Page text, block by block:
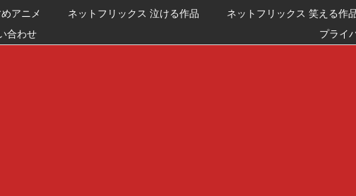
アニメ
ネットフリックス 泣ける作品
ネットフリックス 笑える作
合わせ
プライ